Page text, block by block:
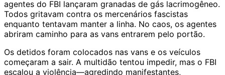
agentes do FBI lançaram granadas de gás lacrimogêneo.
Todos gritavam contra os mercenários fascistas
enquanto tentavam manter a linha. No caos, os agentes
abriram caminho para as vans entrarem pelo portão.
Os detidos foram colocados nas vans e os veículos
começaram a sair. A multidão tentou impedir, mas o FBI
escalou a violência—agredindo manifestantes,